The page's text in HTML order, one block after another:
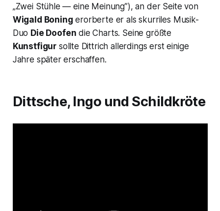
„Zwei Stühle — eine Meinung”), an der Seite von
Wigald Boning erorberte er als skurriles Musik-
Duo Die Doofen die Charts. Seine größte
Kunstfigur sollte Dittrich allerdings erst einige
Jahre später erschaffen.
Dittsche, Ingo und Schildkröte